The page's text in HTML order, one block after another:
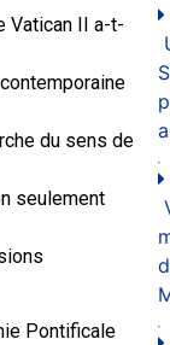
Vatican II a-t-
du sens de
seulement
Pontificale